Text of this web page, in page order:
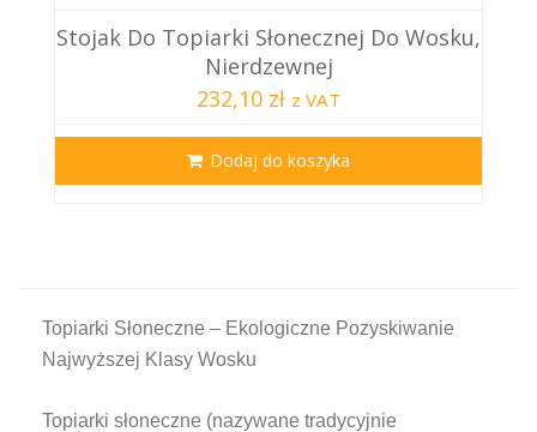
Stojak Do Topiarki Słonecznej Do Wosku,
Nierdzewnej
232,10 zł z VAT
Dodaj do koszyka
Topiarki Słoneczne – Ekologiczne Pozyskiwanie
Najwyższej Klasy Wosku
Topiarki słoneczne (nazywane tradycyjnie